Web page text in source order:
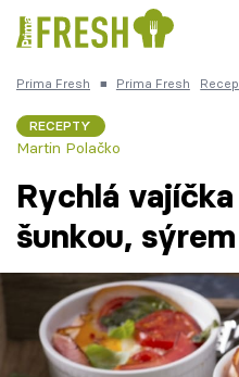
Česká kuchyně
Témata
Recepty
Prima Fresh ■ Prima Fresh
RECEPTY
Martin Polačko
Rychlá
šunkou,